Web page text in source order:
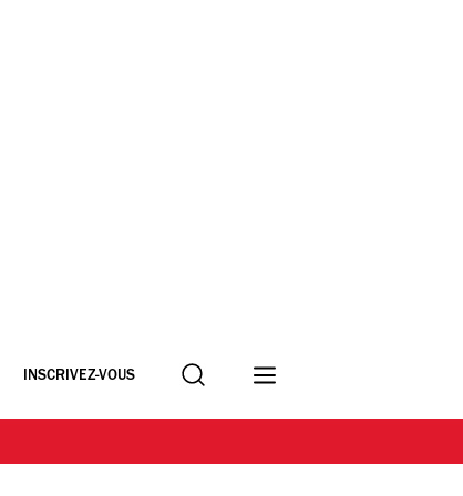
INSCRIVEZ-VOUS Recherche